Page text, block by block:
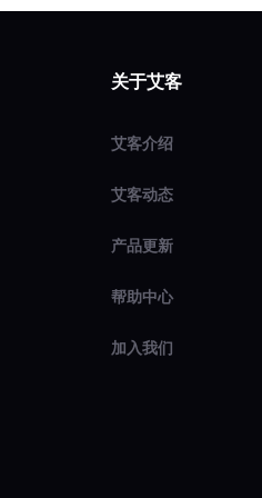
关于艾客
艾客介绍
艾客动态
产品更新
帮助中心
加入我们